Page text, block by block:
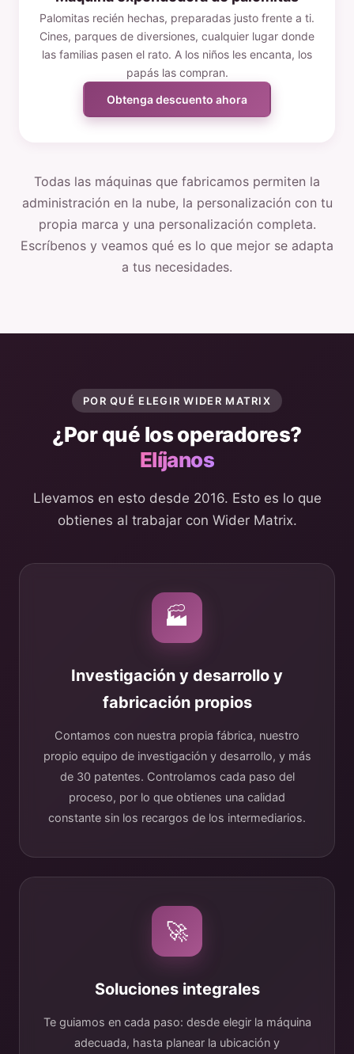
Palomitas recién hechas, preparadas justo frente a ti.
Cines, parques de diversiones, cualquier lugar donde
las familias pasen el rato. A los niños les encanta, los
papás las compran.
Obtenga descuento ahora
Todas las máquinas que fabricamos permiten la
administración en la nube, la personalización con tu
propia marca y una personalización completa.
Escríbenos y veamos qué es lo que mejor se adapta
a tus necesidades.
POR QUÉ ELEGIR WIDER MATRIX
¿Por qué los operadores?
Elíjanos
Llevamos en esto desde 2016. Esto es lo que
obtienes al trabajar con Wider Matrix.
🏭
Investigación y desarrollo y
fabricación propios
Contamos con nuestra propia fábrica, nuestro
propio equipo de investigación y desarrollo, y más
de 30 patentes. Controlamos cada paso del
proceso, por lo que obtienes una calidad
constante sin los recargos de los intermediarios.
🚀
Soluciones integrales
Te guiamos en cada paso: desde elegir la máquina
adecuada, hasta planear la ubicación y